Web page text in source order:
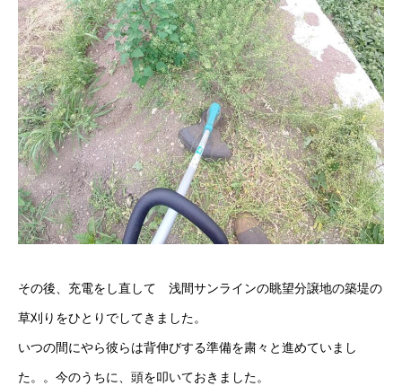
その後、充電をし直して 浅間サンラインの眺望分譲地の築堤の
草刈りをひとりでしてきました。
いつの間にやら彼らは背伸びする準備を粛々と進めていまし
た。。今のうちに、頭を叩いておきました。